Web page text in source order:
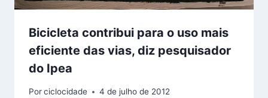
Bicicleta contribui para o uso mais
eficiente das vias, diz pesquisador
do Ipea
Porciclocidade 4 de julho de 2012